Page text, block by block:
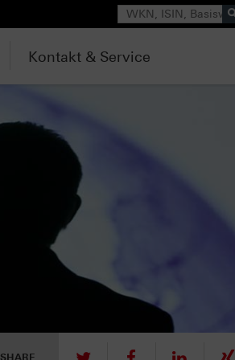
Suche
Kontakt & Service
SHARE tweet mitteilen